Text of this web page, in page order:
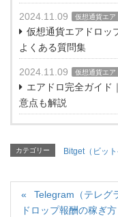
2024.11.09 仮想通貨エア
仮想通貨エアドロッ
よくある質問集
2024.11.09 仮想通貨エア
エアドロ完全ガイド
意点も解説
カテゴリー Bitget（ビット
Telegram（テレグ
ドロップ報酬の稼ぎ方